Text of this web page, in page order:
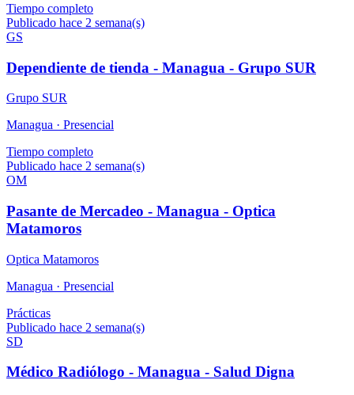
Tiempo completo
Publicado hace 2 semana(s)
GS
Dependiente de tienda - Managua - Grupo SUR
Grupo SUR
Managua · Presencial
Tiempo completo
Publicado hace 2 semana(s)
OM
Pasante de Mercadeo - Managua - Optica
Matamoros
Optica Matamoros
Managua · Presencial
Prácticas
Publicado hace 2 semana(s)
SD
Médico Radiólogo - Managua - Salud Digna